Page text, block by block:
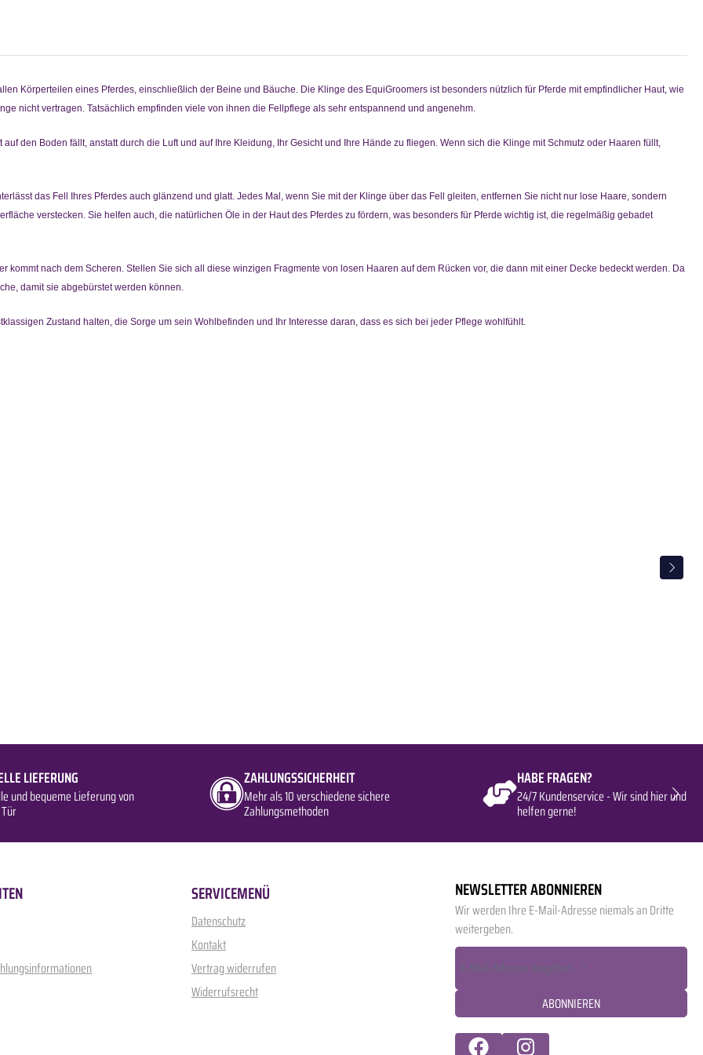
Körperteilen eines Pferdes, einschließlich der Beine und Bäuche. Die Klinge des EquiGroomers ist besonders nützlich für Pferde mit empfindlicher Haut, wie
nicht vertragen. Tatsächlich empfinden viele von ihnen die Fellpflege als sehr entspannend und angenehm.
den Boden fällt, anstatt durch die Luft und auf Ihre Kleidung, Ihr Gesicht und Ihre Hände zu fliegen. Wenn sich die Klinge mit Schmutz oder Haaren füllt,
das Fell Ihres Pferdes auch glänzend und glatt. Jedes Mal, wenn Sie mit der Klinge über das Fell gleiten, entfernen Sie nicht nur lose Haare, sondern
verstecken. Sie helfen auch, die natürlichen Öle in der Haut des Pferdes zu fördern, was besonders für Pferde wichtig ist, die regelmäßig gebadet
kommt nach dem Scheren. Stellen Sie sich all diese winzigen Fragmente von losen Haaren auf dem Rücken vor, die dann mit einer Decke bedeckt werden. Da
damit sie abgebürstet werden können.
Zustand halten, die Sorge um sein Wohlbefinden und Ihr Interesse daran, dass es sich bei jeder Pflege wohlfühlt.
LIEFERUNG
und bequeme Lieferung von
ZAHLUNGSSICHERHEIT
Mehr als 10 verschiedene sichere
Zahlungsmethoden
HABE FRAGEN?
24/7 Kundenservice - Wir sind hier und
helfen gerne!
SERVICEMENÜ
Datenschutz
Kontakt
Vertrag widerrufen
Widerrufsrecht
NEWSLETTER ABONNIEREN
Wir werden Ihre E-Mail-Adresse niemals an Dritte
weitergeben.
ABONNIEREN